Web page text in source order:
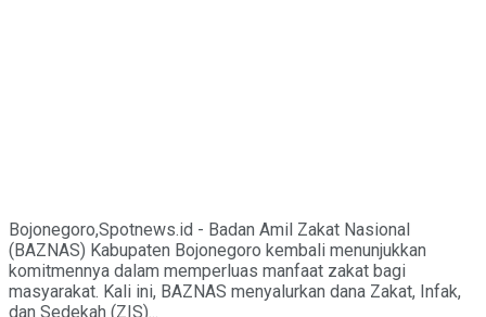
Bojonegoro,Spotnews.id - Badan Amil Zakat Nasional
(BAZNAS) Kabupaten Bojonegoro kembali menunjukkan
komitmennya dalam memperluas manfaat zakat bagi
masyarakat. Kali ini, BAZNAS menyalurkan dana Zakat, Infak,
dan Sedekah (ZIS)...